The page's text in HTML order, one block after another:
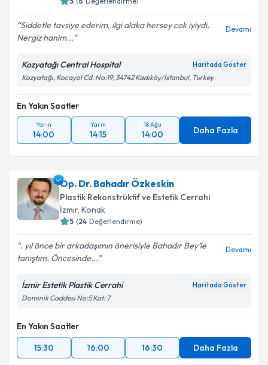
Siddetle tavsiye ederim, ilgi alaka hersey cok iyiydi.
Nergiz hanim...
Devamı
Kozyatağı Central Hospital Haritada Göster
Kozyatağı, Kocayol Cd. No:19, 34742 Kadıköy/İstanbul, Turkey
En Yakın Saatler
Yarın
14:00
Yarın
14:15
18 Ağu
14:00 Daha Fazla
Op. Dr. Bahadır Özkeskin
Plastik Rekonstrüktif ve Estetik Cerrahi
İzmir, Konak
5 (24 Değerlendirme)
. yıl önce bir arkadaşımın önerisiyle Bahadır Bey’le
tanıştım. Öncesinde...
Devamı
İzmir Estetik Plastik Cerrahi Haritada Göster
Dominik Caddesi No:5 Kat: 7
En Yakın Saatler
15:30
16:00 16:30 Daha Fazla